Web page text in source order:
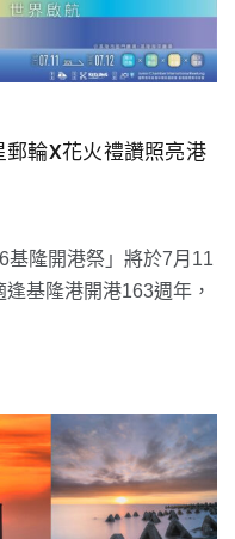
輪X花火禮讚照亮港
基隆開港祭」將於7月11
基隆港開港163週年，